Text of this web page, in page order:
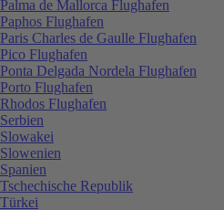
Palma de Mallorca Flughafen
Paphos Flughafen
Paris Charles de Gaulle Flughafen
Pico Flughafen
Ponta Delgada Nordela Flughafen
Porto Flughafen
Rhodos Flughafen
Serbien
Slowakei
Slowenien
Spanien
Tschechische Republik
Türkei